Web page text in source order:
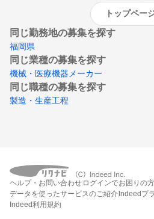
トップペー
同じ勤務地の募集を探す
福岡県
同じ業種の募集を探す
機械・医療機器メーカー
同じ職種の募集を探す
製造・生産工程
ヘルプ・お問い合わせ ログインでお困りの
データを使ったサービスのご紹介Indeedプ
Indeed利用規約